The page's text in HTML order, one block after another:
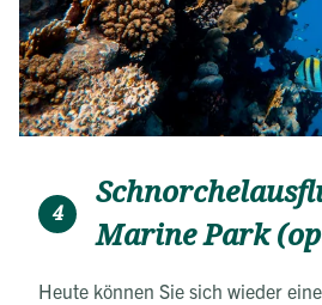
4
Marine Park
Heute können Sie sich wieder